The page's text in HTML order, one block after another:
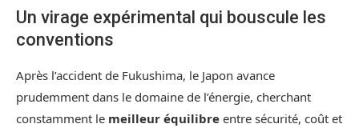
Un virage expérimental qui bouscule les
conventions
Après l’accident de Fukushima, le Japon avance
prudemment dans le domaine de l’énergie, cherchant
constamment le meilleur équilibre entre sécurité, coût et